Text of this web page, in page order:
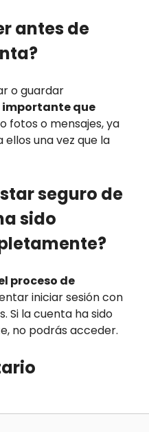
antes de
o guardar
que
fotos o mensajes, ya
una vez que la
seguro de
sido
proceso de
iniciar sesión con
Si la cuenta ha sido
no podrás acceder.